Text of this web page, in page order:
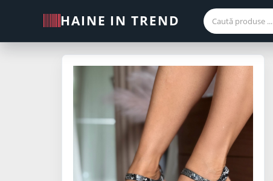
HAINE IN TREND